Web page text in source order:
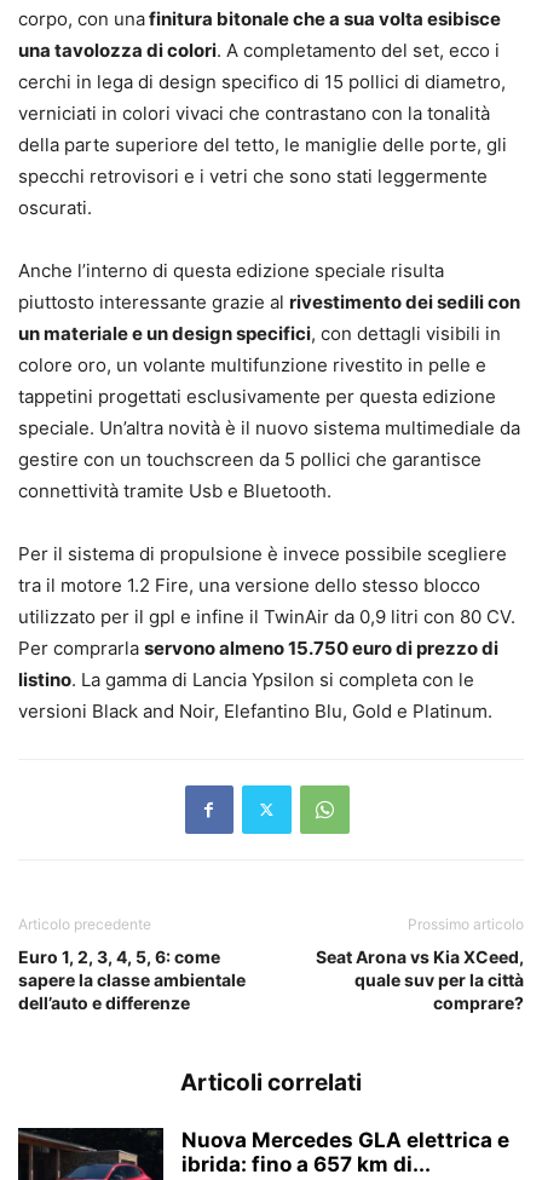
corpo, con unafinitura bitonale che a sua volta esibisce
una tavolozza di colori. A completamento del set, ecco i
cerchi in lega di design specifico di 15 pollici di diametro,
verniciati in colori vivaci che contrastano con la tonalità
della parte superiore del tetto, le maniglie delle porte, gli
specchi retrovisori e i vetri che sono stati leggermente
oscurati.
Anche l’interno di questa edizione speciale risulta
piuttosto interessante grazie al rivestimento dei sedili con
un materiale e un design specifici, con dettagli visibili in
colore oro, un volante multifunzione rivestito in pelle e
tappetini progettati esclusivamente per questa edizione
speciale. Un’altra novità è il nuovo sistema multimediale da
gestire con un touchscreen da 5 pollici che garantisce
connettività tramite Usb e Bluetooth.
Per il sistema di propulsione è invece possibile scegliere
tra il motore 1.2 Fire, una versione dello stesso blocco
utilizzato per il gpl e infine il TwinAir da 0,9 litri con 80 CV.
Per comprarla servono almeno 15.750 euro di prezzo di
listino. La gamma di Lancia Ypsilon si completa con le
versioni Black and Noir, Elefantino Blu, Gold e Platinum.
Articolo precedente
Euro 1, 2, 3, 4, 5, 6: come
sapere la classe ambientale
dell’auto e differenze
Prossimo articolo
Seat Arona vs Kia XCeed,
quale suv per la città
comprare?
Articoli correlati
Nuova Mercedes GLA elettrica e
ibrida: fino a 657 km di...